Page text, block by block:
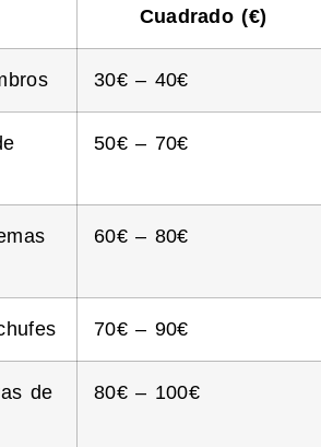
Cuadrado (€)
30€ – 40€
50€ – 70€
60€ – 80€
70€ – 90€
de
80€ – 100€